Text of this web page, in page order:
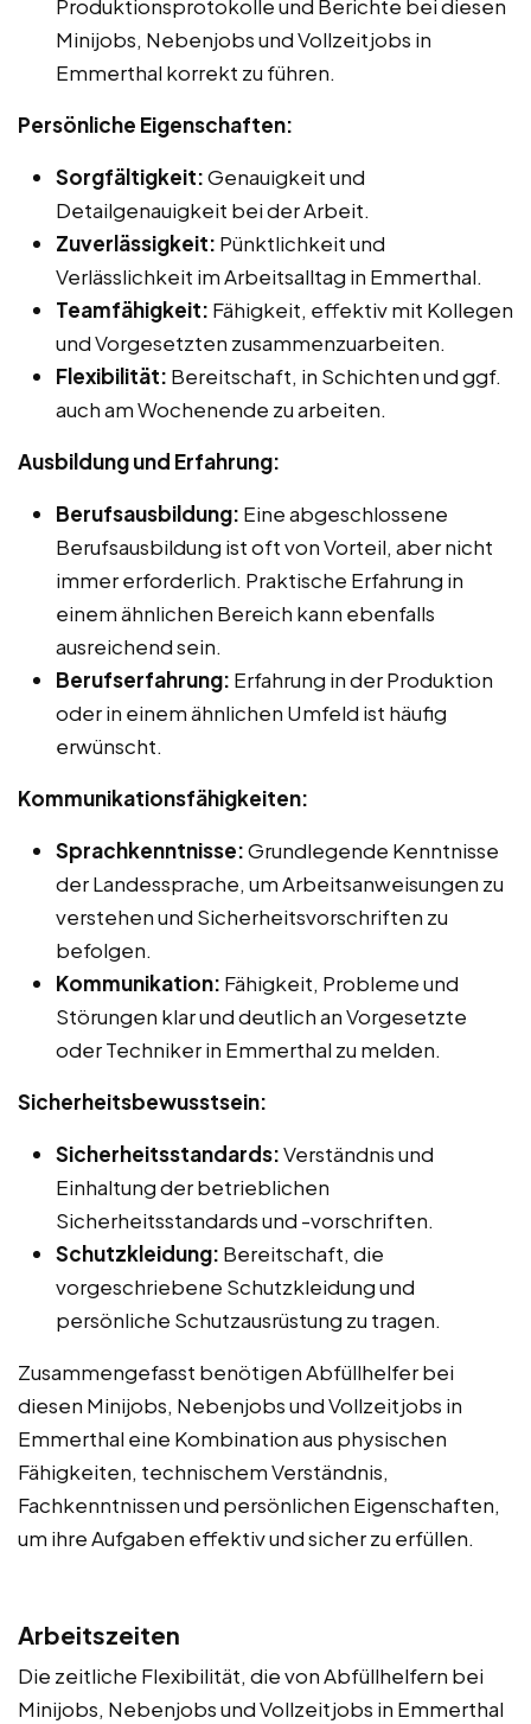
Produktionsprotokolle und Berichte bei diesen
Minijobs, Nebenjobs und Vollzeitjobs in
Emmerthal korrekt zu führen.
Persönliche Eigenschaften:
Sorgfältigkeit:Genauigkeit und
Detailgenauigkeit bei der Arbeit.
Zuverlässigkeit: Pünktlichkeit und
Verlässlichkeit im Arbeitsalltag in Emmerthal.
Teamfähigkeit: Fähigkeit, effektiv mit Kollegen
und Vorgesetzten zusammenzuarbeiten.
Flexibilität: Bereitschaft, in Schichten und ggf.
auch am Wochenende zu arbeiten.
Ausbildung und Erfahrung:
Berufsausbildung: Eine abgeschlossene
Berufsausbildung ist oft von Vorteil, aber nicht
immer erforderlich. Praktische Erfahrung in
einem ähnlichen Bereich kann ebenfalls
ausreichend sein.
Berufserfahrung: Erfahrung in der Produktion
oder in einem ähnlichen Umfeld ist häufig
erwünscht.
Kommunikationsfähigkeiten:
Sprachkenntnisse:Grundlegende Kenntnisse
der Landessprache, um Arbeitsanweisungen zu
verstehen und Sicherheitsvorschriften zu
befolgen.
Kommunikation: Fähigkeit, Probleme und
Störungen klar und deutlich an Vorgesetzte
oder Techniker in Emmerthal zu melden.
Sicherheitsbewusstsein:
Sicherheitsstandards:Verständnis und
Einhaltung der betrieblichen
Sicherheitsstandards und -vorschriften.
Schutzkleidung: Bereitschaft, die
vorgeschriebene Schutzkleidung und
persönliche Schutzausrüstung zu tragen.
Zusammengefasst benötigen Abfüllhelfer bei
diesen Minijobs, Nebenjobs und Vollzeitjobs in
Emmerthal eine Kombination aus physischen
Fähigkeiten, technischem Verständnis,
Fachkenntnissen und persönlichen Eigenschaften,
um ihre Aufgaben effektiv und sicher zu erfüllen.
Arbeitszeiten
Die zeitliche Flexibilität, die von Abfüllhelfern bei
Minijobs, Nebenjobs und Vollzeitjobs in Emmerthal